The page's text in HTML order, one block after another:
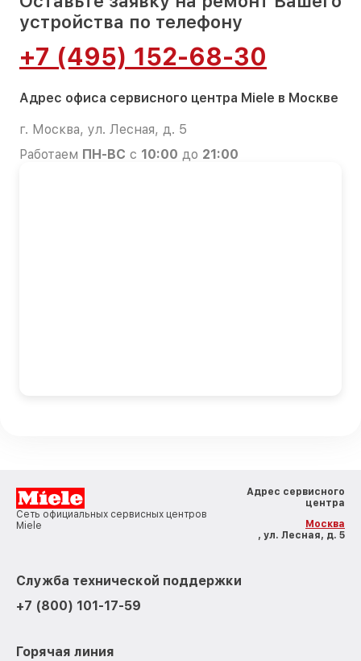
устройства по телефону
+7 (495) 152-68-30
Адрес офиса сервисного центра Miele в Москве
г. Москва, ул. Лесная, д. 5
Работаем ПН-ВС с 10:00 до 21:00
Сеть официальных сервисных центров
Miele
Адрес сервисного
центра
Москва
, ул. Лесная, д. 5
Служба технической поддержки
+7 (800) 101-17-59
Горячая линия